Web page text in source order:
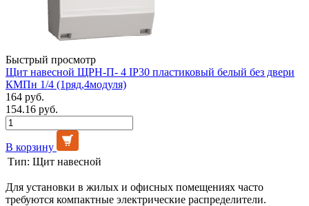
Быстрый просмотр
Щит навесной ЩРН-П- 4 IP30 пластиковый белый без двери
КМПн 1/4 (1ряд,4модуля)
164 руб.
154.16 руб.
В корзину
Тип: Щит навесной
Для установки в жилых и офисных помещениях часто
требуются компактные электрические распределители.